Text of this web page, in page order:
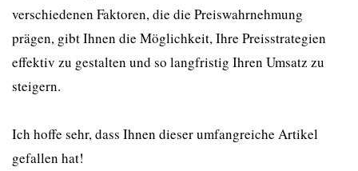
verschiedenen Faktoren, die die Preiswahrnehmung
prägen, gibt Ihnen die Möglichkeit, Ihre Preisstrategien
effektiv zu gestalten und so langfristig Ihren Umsatz zu
steigern.
Ich hoffe sehr, dass Ihnen dieser umfangreiche Artikel
gefallen hat!